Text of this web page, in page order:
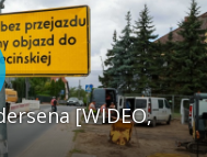
[WIDEO,